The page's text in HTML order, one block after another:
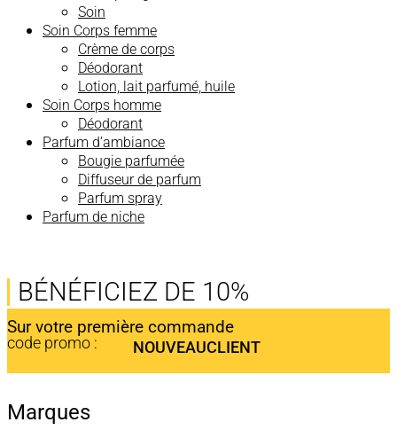
Soin
Soin Corps femme
Crème de corps
Déodorant
Lotion, lait parfumé, huile
Soin Corps homme
Déodorant
Parfum d’ambiance
Bougie parfumée
Diffuseur de parfum
Parfum spray
Parfum de niche
BÉNÉFICIEZ DE 10%
Sur votre première commande
code promo : NOUVEAUCLIENT
Marques